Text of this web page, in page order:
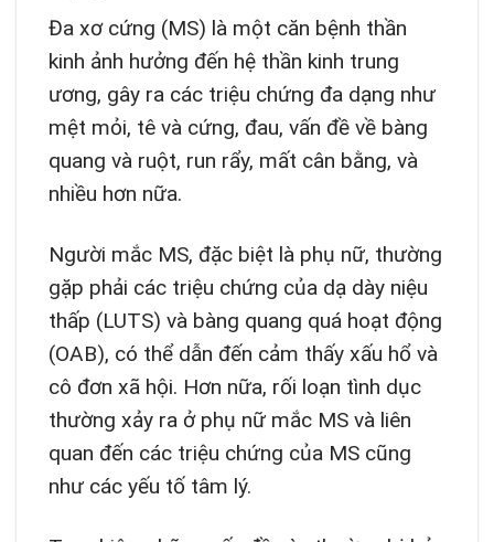
Đa xơ cứng (MS) là một căn bệnh thần
kinh ảnh hưởng đến hệ thần kinh trung
ương, gây ra các triệu chứng đa dạng như
mệt mỏi, tê và cứng, đau, vấn đề về bàng
quang và ruột, run rẩy, mất cân bằng, và
nhiều hơn nữa.
Người mắc MS, đặc biệt là phụ nữ, thường
gặp phải các triệu chứng của dạ dày niệu
thấp (LUTS) và bàng quang quá hoạt động
(OAB), có thể dẫn đến cảm thấy xấu hổ và
cô đơn xã hội. Hơn nữa, rối loạn tình dục
thường xảy ra ở phụ nữ mắc MS và liên
quan đến các triệu chứng của MS cũng
như các yếu tố tâm lý.